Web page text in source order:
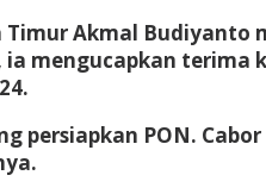
Timur Akmal
ia mengucapkan
persiapkan PON.